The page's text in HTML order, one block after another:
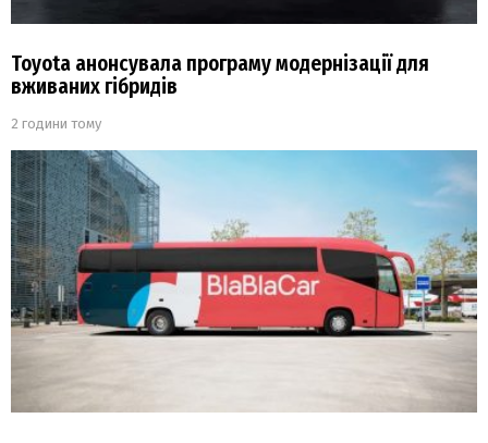
Toyota анонсувала програму модернізації для
вживаних гібридів
2 години тому